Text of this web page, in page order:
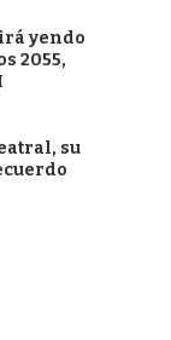
yendo
2055,
su